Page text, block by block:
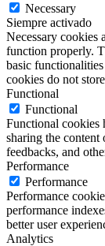
Necessary
Siempre activado
Necessary cookies
function properly.
basic
cookies do not
Functional
Functional
Functional cookies
sharing the
feedbacks, and
Performance
Performance
Performance
performance
better user
Analytics